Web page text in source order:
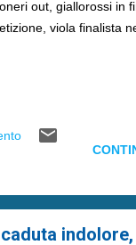
out, giallorossi in
viola finalista
indolore,